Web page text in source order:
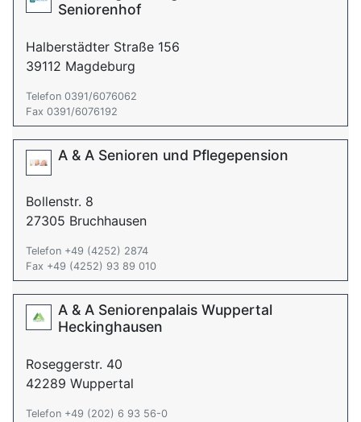
Seniorenhof
Halberstädter Straße 156
39112 Magdeburg
Telefon 0391/6076062
Fax 0391/6076192
A & A Senioren und Pflegepension
Bollenstr. 8
27305 Bruchhausen
Telefon +49 (4252) 2874
Fax +49 (4252) 93 89 010
A & A Seniorenpalais Wuppertal
Heckinghausen
Roseggerstr. 40
42289 Wuppertal
Telefon +49 (202) 6 93 56-0